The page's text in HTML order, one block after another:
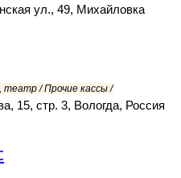
ул., 49, Михайловка
театр / Прочие кассы /
15, стр. 3, Вологда, Россия